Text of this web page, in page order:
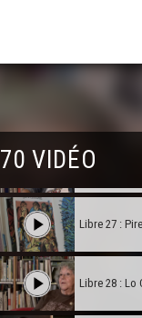
70 VIDÉOLibre 26 : Lo
Libre 27 :
Libre 28 : Lo